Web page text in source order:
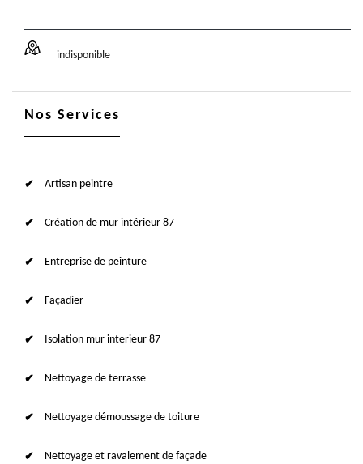
indisponible
Nos Services
Artisan peintre
Création de mur intérieur 87
Entreprise de peinture
Façadier
Isolation mur interieur 87
Nettoyage de terrasse
Nettoyage démoussage de toiture
Nettoyage et ravalement de façade